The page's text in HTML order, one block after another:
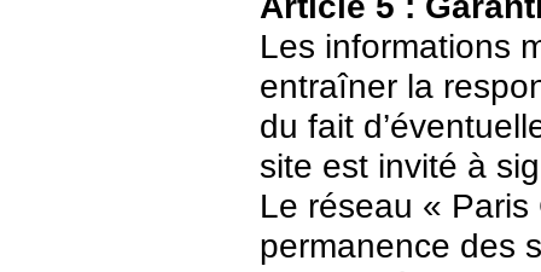
Les informations
entraîner la
du fait
site est invité à
Le réseau «
permanence des